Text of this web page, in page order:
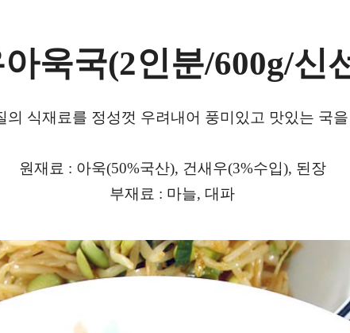
욱국(2인분/600g/신
의 식재료를 정성껏 우려내어 풍미있고 맛있는 국
원재료 : 아욱(50%국산), 건새우(3%수입), 된장
부재료 : 마늘, 대파